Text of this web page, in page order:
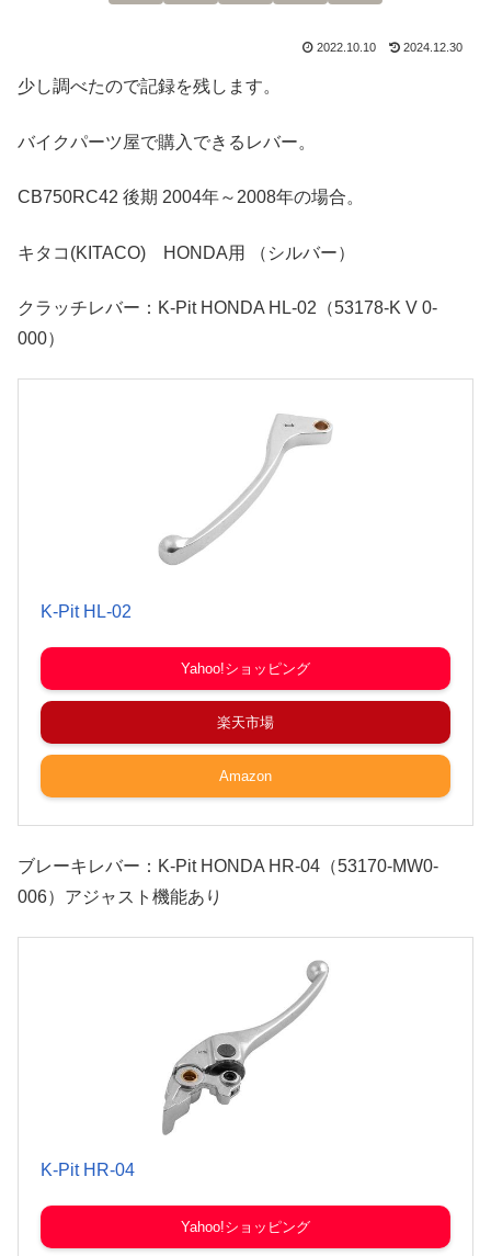
2022.10.10 2024.12.30
少し調べたので記録を残します。
バイクパーツ屋で購入できるレバー。
CB750RC42 後期 2004年～2008年の場合。
キタコ(KITACO) HONDA用 （シルバー）
クラッチレバー：K-Pit HONDA HL-02（53178-K V 0-
000）
K-Pit HL-02
Yahoo!ショッピング
楽天市場
Amazon
ブレーキレバー：K-Pit HONDA HR-04（53170-MW0-
006）アジャスト機能あり
K-Pit HR-04
Yahoo!ショッピング